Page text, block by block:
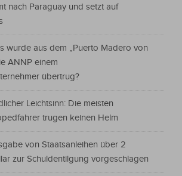
nach Paraguay und setzt auf
wurde aus dem „Puerto Madero von
ANNP einem
übertrug?
Leichtsinn: Die meisten
trugen keinen Helm
von Staatsanleihen über 2
zur Schuldentilgung vorgeschlagen